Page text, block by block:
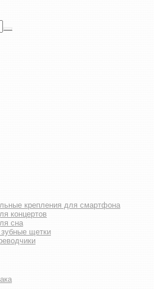
крепления для смартфона
концертов
сна
щетки